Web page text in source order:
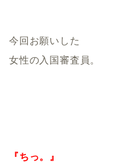
今回お願いした
女性の入国審査員。
『ちっ。』